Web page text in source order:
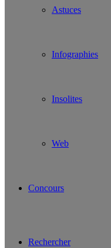
Astuces
Infographies
Insolites
Web
Concours
Rechercher